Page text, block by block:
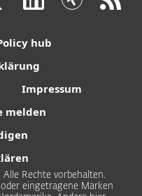
hub
Impressum
melden
Alle Rechte vorbehalten.
eingetragene Marken